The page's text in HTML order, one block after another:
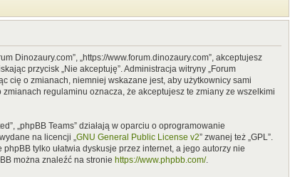
Dinozaury.com”, „https://www.forum.dinozaury.com”, akceptujesz
przycisk „Nie akceptuję”. Administracja witryny „Forum
cię o zmianach, niemniej wskazane jest, aby użytkownicy sami
regulaminu oznacza, że akceptujesz te zmiany ze wszelkimi
„phpBB Teams” działają w oparciu o oprogramowanie
na licencji „GNU General Public License v2” zwanej też „GPL”.
phpBB tylko ułatwia dyskusje przez internet, a jego autorzy nie
można znaleźć na stronie https://www.phpbb.com/.